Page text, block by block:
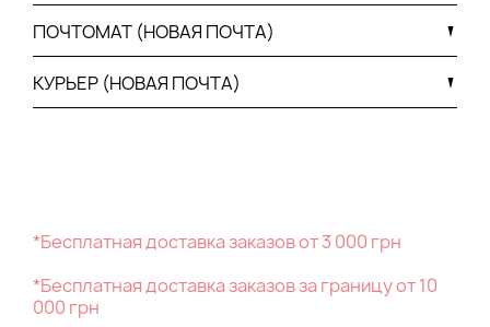
ПОЧТОМАТ (НОВАЯ ПОЧТА)
КУРЬЕР (НОВАЯ ПОЧТА)
*Бесплатная доставка заказов от 3 000 грн
*Бесплатная доставка заказов за границу от 10
000 грн